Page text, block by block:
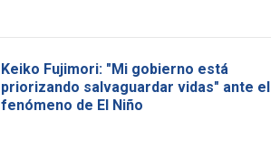
Keiko Fujimori: "Mi gobierno está
priorizando salvaguardar vidas" ante el
fenómeno de El Niño